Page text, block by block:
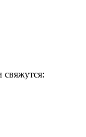
свяжутся: